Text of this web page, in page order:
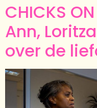
CHICKS
Ann,
over de